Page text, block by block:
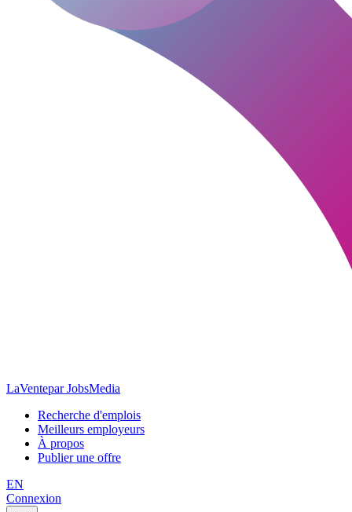
LaVentepar JobsMedia
Recherche d'emplois
Meilleurs employeurs
À propos
Publier une offre
EN
Connexion